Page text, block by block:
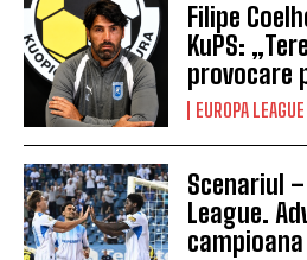
Filipe
KuPS:
provocare
EUROPA LEAGUE
Scenariul
League.